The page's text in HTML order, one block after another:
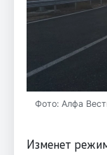
Фото: Алфа
Изменет